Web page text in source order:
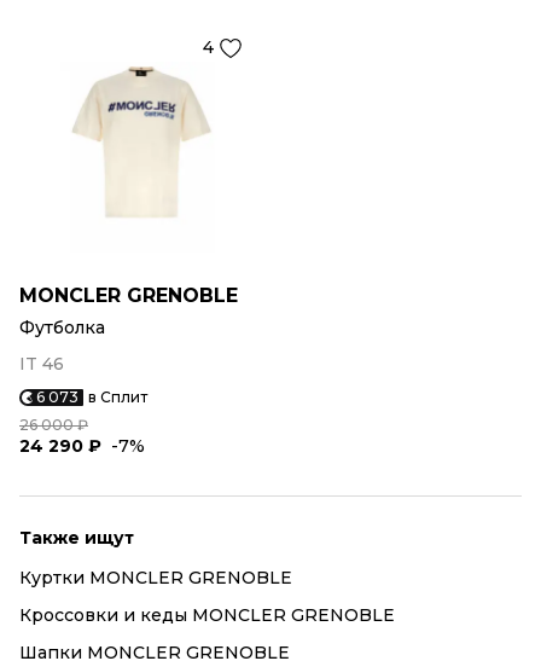
4
MONCLER GRENOBLE
Футболка
IT 46
6 073 в Сплит
26 000 ₽
24 290 ₽ -7%
Также ищут
Куртки MONCLER GRENOBLE
Кроссовки и кеды MONCLER GRENOBLE
Шапки MONCLER GRENOBLE